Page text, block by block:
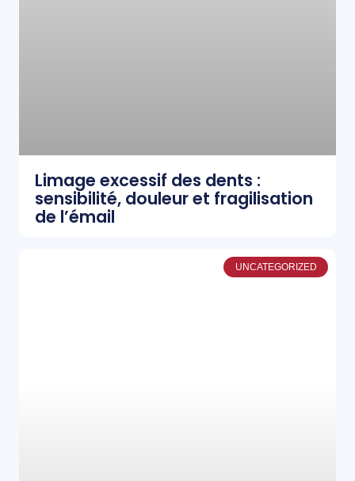
Limage excessif des dents :
sensibilité, douleur et fragilisation
de l’émail
UNCATEGORIZED